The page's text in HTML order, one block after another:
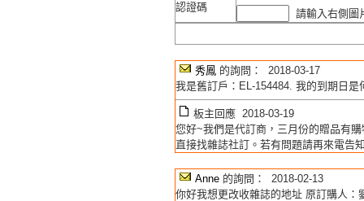
認證碼
請輸入右側
秀鳳 的詢問： 2018-03-17
我是舊訂戶：EL-154484. 我的到期日
板主回應 2018-03-19
您好~我們是代訂商，三月份的贈品有
直接找雜誌社訂。若有問題請再來電告
Anne 的詢問： 2018-02-13
你好我想更改收雜誌的地址 原訂購人：